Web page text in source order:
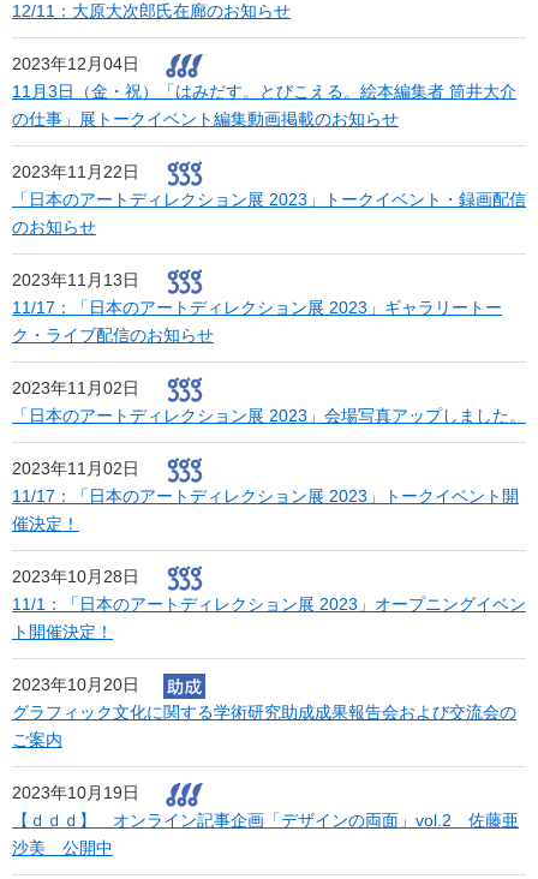
12/11：大原大次郎氏在廊のお知らせ
2023年12月04日
11月3日（金・祝）「はみだす。とびこえる。絵本編集者 筒井大介
の仕事」展トークイベント編集動画掲載のお知らせ
2023年11月22日
「日本のアートディレクション展 2023」トークイベント・録画配信
のお知らせ
2023年11月13日
11/17：「日本のアートディレクション展 2023」ギャラリートー
ク・ライブ配信のお知らせ
2023年11月02日
「日本のアートディレクション展 2023」会場写真アップしました。
2023年11月02日
11/17：「日本のアートディレクション展 2023」トークイベント開
催決定！
2023年10月28日
11/1：「日本のアートディレクション展 2023」オープニングイベン
ト開催決定！
2023年10月20日
グラフィック文化に関する学術研究助成成果報告会および交流会の
ご案内
2023年10月19日
【ｄｄｄ】 オンライン記事企画「デザインの両面」vol.2 佐藤亜
沙美 公開中